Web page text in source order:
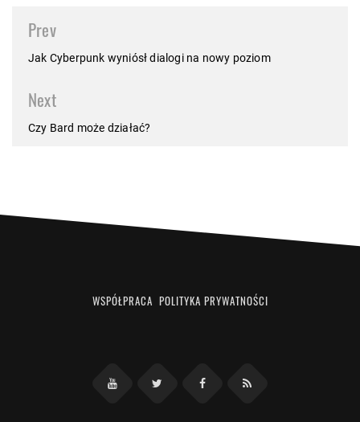
Post
navigation
Prev
Jak Cyberpunk wyniósł dialogi na nowy poziom
Next
Czy Bard może działać?
WSPÓŁPRACA POLITYKA PRYWATNOŚCI
YouTubeTwitter FacebookRSS